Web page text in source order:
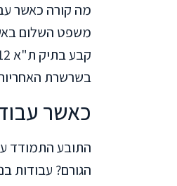
מה קורה כאשר
משפט השלום
בשרשרת
כאשר
התובע התמודד
הגורם? עבודות